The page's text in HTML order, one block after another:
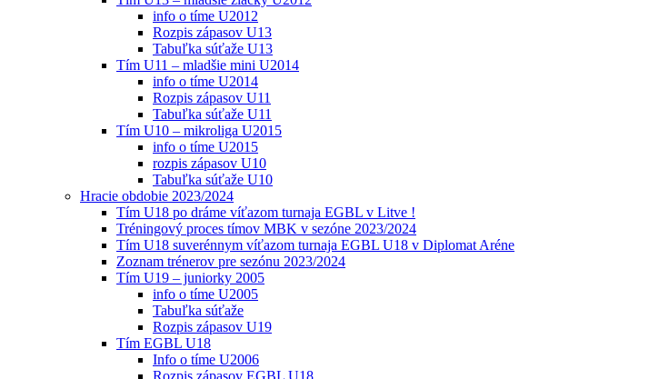
info o tíme U2012
Rozpis zápasov U13
Tabuľka súťaže U13
Tím U11 – mladšie mini U2014
info o tíme U2014
Rozpis zápasov U11
Tabuľka súťaže U11
Tím U10 – mikroliga U2015
info o tíme U2015
rozpis zápasov U10
Tabuľka súťaže U10
Hracie obdobie 2023/2024
Tím U18 po dráme víťazom turnaja EGBL v Litve !
Tréningový proces tímov MBK v sezóne 2023/2024
Tím U18 suverénnym víťazom turnaja EGBL U18 v Diplomat Aréne
Zoznam trénerov pre sezónu 2023/2024
Tím U19 – juniorky 2005
info o tíme U2005
Tabuľka súťaže
Rozpis zápasov U19
Tím EGBL U18
Info o tíme U2006
Rozpis zápasov EGBL U18